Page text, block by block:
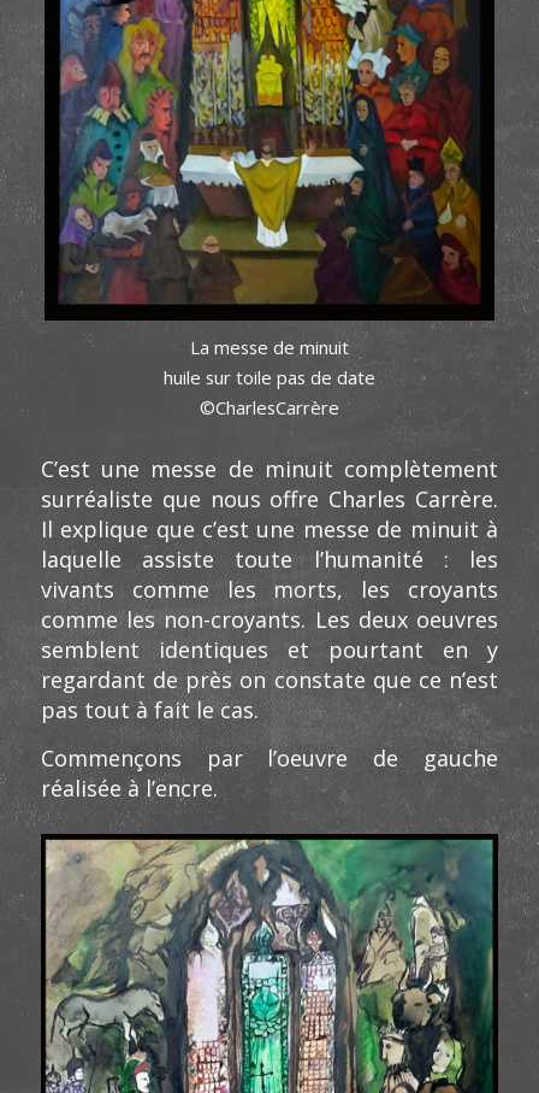
La messe de minuit
huile sur toile pas de date
©CharlesCarrère
C’est une messe de minuit complètement
surréaliste que nous offre Charles Carrère.
Il explique que c’est une messe de minuit à
laquelle assiste toute l’humanité : les
vivants comme les morts, les croyants
comme les non-croyants. Les deux oeuvres
semblent identiques et pourtant en y
regardant de près on constate que ce n’est
pas tout à fait le cas.
Commençons par l’oeuvre de gauche
réalisée à l’encre.